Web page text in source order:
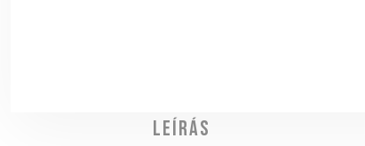
Leírás